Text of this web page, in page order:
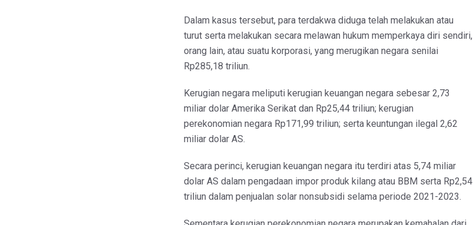
Dalam kasus tersebut, para terdakwa diduga telah melakukan atau
turut serta melakukan secara melawan hukum memperkaya diri sendiri,
orang lain, atau suatu korporasi, yang merugikan negara senilai
Rp285,18 triliun.
Kerugian negara meliputi kerugian keuangan negara sebesar 2,73
miliar dolar Amerika Serikat dan Rp25,44 triliun; kerugian
perekonomian negara Rp171,99 triliun; serta keuntungan ilegal 2,62
miliar dolar AS.
Secara perinci, kerugian keuangan negara itu terdiri atas 5,74 miliar
dolar AS dalam pengadaan impor produk kilang atau BBM serta Rp2,54
triliun dalam penjualan solar nonsubsidi selama periode 2021-2023.